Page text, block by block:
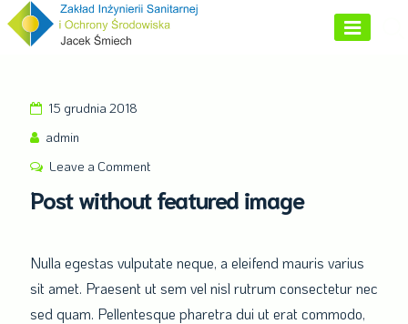
Skip
15 grudnia 2018
admin
Leave a Comment
Post
without
image
Post without featured image
Nulla egestas vulputate neque, a eleifend mauris varius
sit amet. Praesent ut sem vel nisl rutrum consectetur nec
sed quam. Pellentesque pharetra dui ut erat commodo,